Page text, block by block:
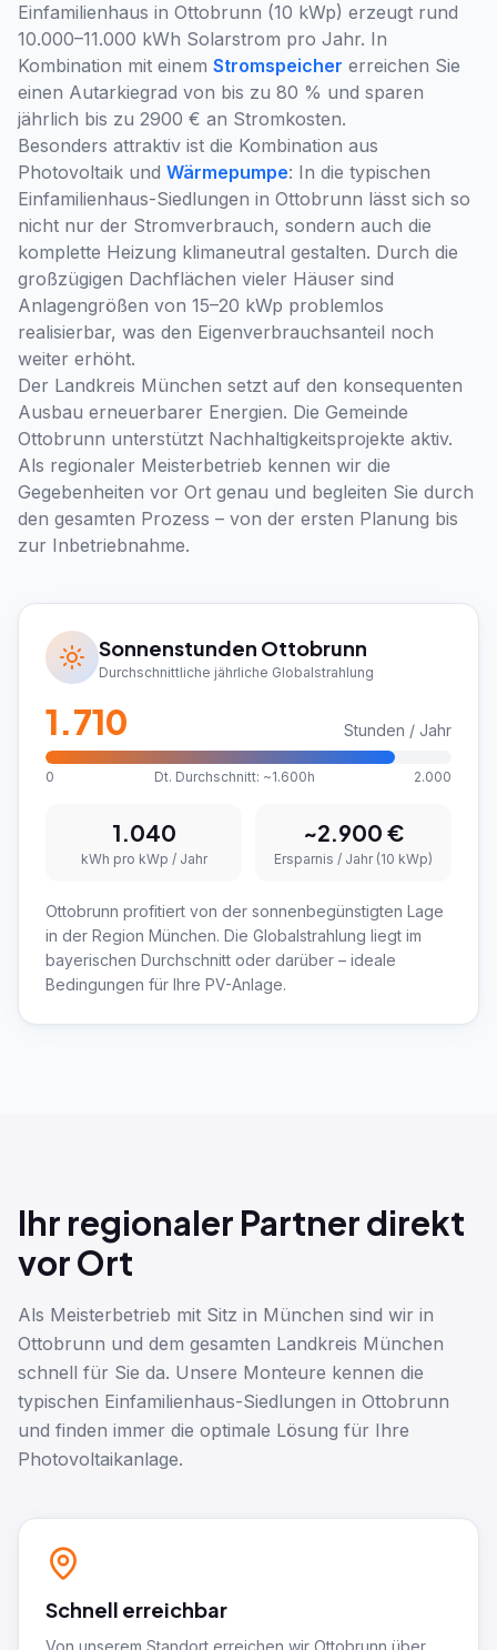
Einfamilienhaus in Ottobrunn (10 kWp) erzeugt rund
10.000–11.000 kWh Solarstrom pro Jahr. In
Kombination mit einem Stromspeicher erreichen Sie
einen Autarkiegrad von bis zu 80 % und sparen
jährlich bis zu 2900 € an Stromkosten.
Besonders attraktiv ist die Kombination aus
Photovoltaik und Wärmepumpe: In die typischen
Einfamilienhaus-Siedlungen in Ottobrunn lässt sich so
nicht nur der Stromverbrauch, sondern auch die
komplette Heizung klimaneutral gestalten. Durch die
großzügigen Dachflächen vieler Häuser sind
Anlagengrößen von 15–20 kWp problemlos
realisierbar, was den Eigenverbrauchsanteil noch
weiter erhöht.
Der Landkreis München setzt auf den konsequenten
Ausbau erneuerbarer Energien. Die Gemeinde
Ottobrunn unterstützt Nachhaltigkeitsprojekte aktiv.
Als regionaler Meisterbetrieb kennen wir die
Gegebenheiten vor Ort genau und begleiten Sie durch
den gesamten Prozess – von der ersten Planung bis
zur Inbetriebnahme.
Sonnenstunden Ottobrunn
Durchschnittliche jährliche Globalstrahlung
1.710 Stunden / Jahr
0 Dt. Durchschnitt: ~1.600h 2.000
1.040
kWh pro kWp / Jahr
~2.900 €
Ersparnis / Jahr (10 kWp)
Ottobrunn profitiert von der sonnenbegünstigten Lage
in der Region München. Die Globalstrahlung liegt im
bayerischen Durchschnitt oder darüber – ideale
Bedingungen für Ihre PV-Anlage.
Ihr regionaler Partner direkt
vor Ort
Als Meisterbetrieb mit Sitz in München sind wir in
Ottobrunn und dem gesamten Landkreis München
schnell für Sie da. Unsere Monteure kennen die
typischen Einfamilienhaus-Siedlungen in Ottobrunn
und finden immer die optimale Lösung für Ihre
Photovoltaikanlage.
Schnell erreichbar